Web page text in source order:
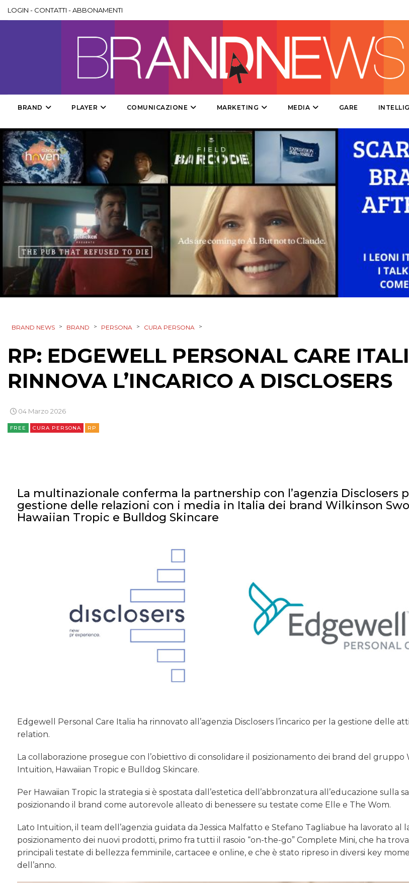
CSR
STRATEGIE
CINEMA
EDITORIA
ESTERNA
RADIO / AUDIO
TV
DATI
TREND
LOGIN - CONTATTI -ABBONAMENTI
BRAND PLAYER COMUNICAZIONE MARKETING MEDIA GARE
BRAND NEWS > BRAND > PERSONA > CURA PERSONA >
RP: EDGEWELL PERSONAL CARE
RINNOVA L’INCARICO A DISCLOSERS
04 Marzo 2026
FREE CURA PERSONA RP
La multinazionale conferma la partnership con l’agenzia Disclosers
gestione delle relazioni con i media in Italia dei brand Wilkinson
Hawaiian Tropic e Bulldog Skincare
Edgewell Personal Care Italia ha rinnovato all’agenzia Disclosers l’incarico per la gestione delle
relation.
La collaborazione prosegue con l’obiettivo di consolidare il posizionamento dei brand del gruppo
Intuition, Hawaiian Tropic e Bulldog Skincare.
Per Hawaiian Tropic la strategia si è spostata dall’estetica dell’abbronzatura all’educazione sulla
posizionando il brand come autorevole alleato di benessere su testate come Elle e The Wom.
Lato Intuition, il team dell’agenzia guidata da Jessica Malfatto e Stefano Tagliabue ha lavorato al
posizionamento dei nuovi prodotti, primo fra tutti il rasoio “on-the-go” Complete Mini, che ha
principali testate di bellezza femminile, cartacee e online, e che è stato ripreso in diversi key
dell’anno.